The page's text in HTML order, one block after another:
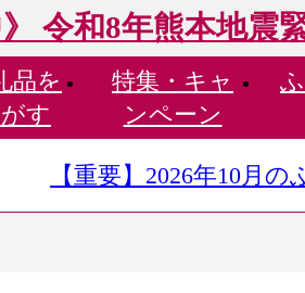
》 令和8年熊本地震
品を
す
特集・ キャ
ンペーン
【重要】2026年10月